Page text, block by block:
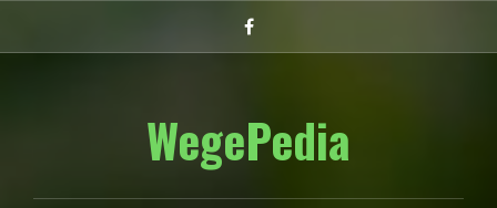
do
WegePedia